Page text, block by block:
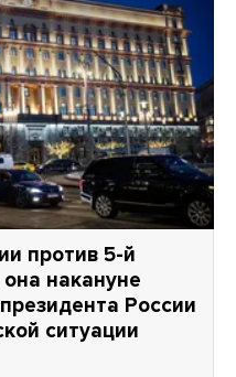
против 5-й
накануне
России
ситуации